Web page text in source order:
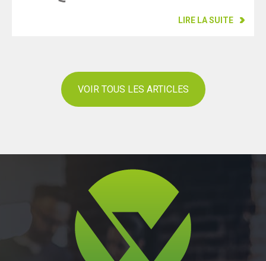
LIRE LA SUITE
VOIR TOUS LES ARTICLES